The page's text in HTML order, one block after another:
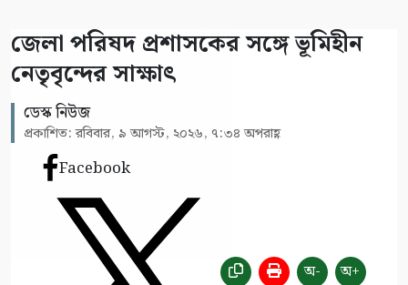
জেলা পরিষদ প্রশাসকের সঙ্গে ভূমিহীন
নেতৃবৃন্দের সাক্ষাৎ
ডেস্ক নিউজ
প্রকাশিত: রবিবার, ৯ আগস্ট, ২০২৬, ৭:৩৪ অপরাহ্ণ
Facebook
অ- অ+